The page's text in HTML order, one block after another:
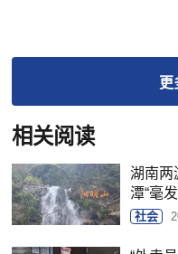
更
相关阅读
湖南两
潭“毫
社会